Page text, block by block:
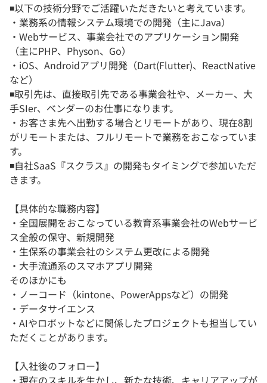
◾️以下の技術分野でご活躍いただきたいと考えています。
・業務系の情報システム環境での開発（主にJava）
・Webサービス、事業会社でのアプリケーション開発
（主にPHP、Physon、Go）
・iOS、Androidアプリ開発（Dart(Flutter)、ReactNative
など）
◾️取引先は、直接取引先である事業会社や、メーカー、大
手SIer、ベンダーのお仕事になります。
・お客さま先へ出勤する場合とリモートがあり、現在8割
がリモートまたは、フルリモートで業務をおこなっていま
す。
◾️自社SaaS『スクラス』の開発もタイミングで参加いただ
きます。
【具体的な職務内容】
・全国展開をおこなっている教育系事業会社のWebサービ
ス全般の保守、新規開発
・生保系の事業会社のシステム更改による開発
・大手流通系のスマホアプリ開発
そのほかにも
・ノーコード（kintone、PowerAppsなど）の開発
・データサイエンス
・AIやロボットなどに関係したプロジェクトも担当してい
ただくことがあります。
【入社後のフォロー】
・現在のスキルを生かし、新たな技術、キャリアアップが